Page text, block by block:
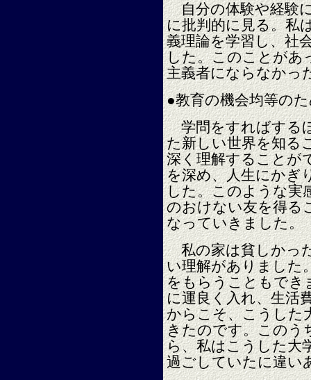
自分の体験や経験
に批判的に見る。私
義理論を学習し、社
した。このことがあ
主義者にならなかっ
●教育の機会均等の
学問をすればする
た新しい世界を知る
深く理解することが
を深め、人生にかぎ
した。このような実
のおけない友を得る
なっていきました。
私の家は貧しかっ
い理解がありました
をもらうこともでき
に運良く入れ、生活
からこそ、こうした
きたのです。このう
ら、私はこうした大
過ごしていたに違い